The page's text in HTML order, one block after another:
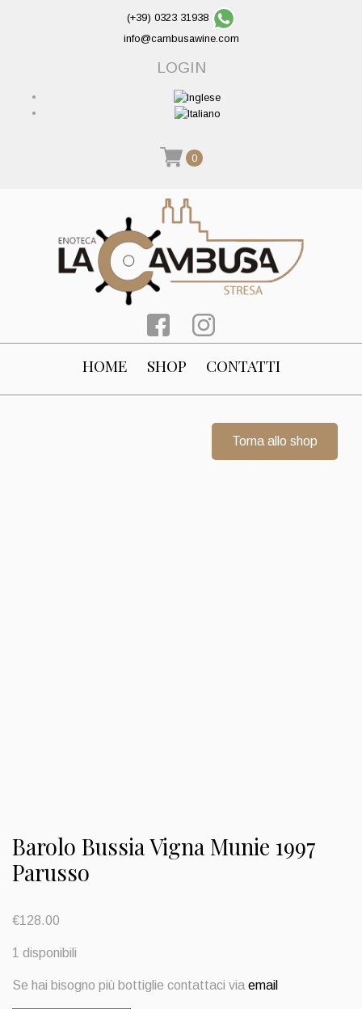
(+39) 0323 31938
info@cambusawine.com
LOGIN
0
HOME SHOP CONTATTI
Torna allo shop
Barolo Bussia Vigna Munie 1997
Parusso
€128.00
1 disponibili
Se hai bisogno più bottiglie contattaci via email